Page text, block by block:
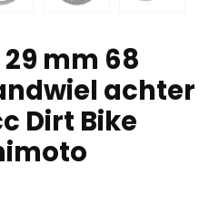
mm 68
achter
Dirt Bike